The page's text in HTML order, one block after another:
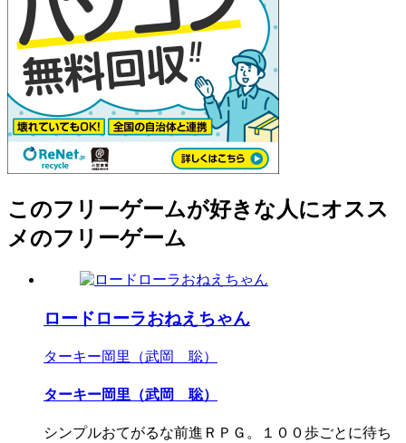
このフリーゲームが好きな人にオスス
メのフリーゲーム
ロードローラおねえちゃん
ターキー岡里（武岡 聡）
ターキー岡里（武岡 聡）
シンプルおてがるな前進ＲＰＧ。１００歩ごとに待ち